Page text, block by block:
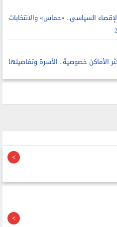
السياسى.. «حماس» والانتخابات
الأماكن خصوصية.. الأسرة وتفاصيلها